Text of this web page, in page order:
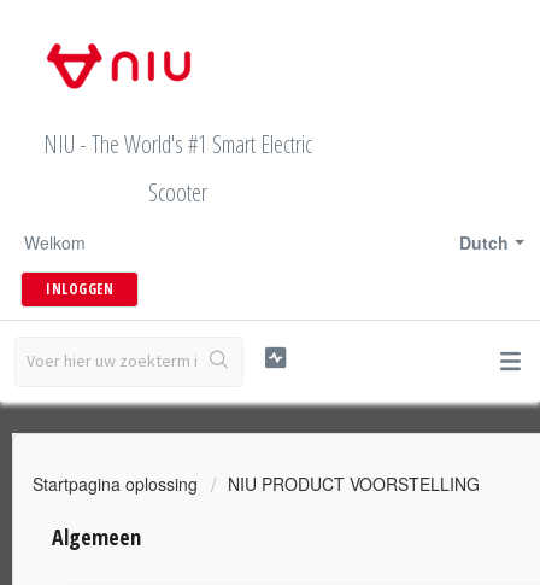
NIU - The World's #1 Smart Electric
Scooter
Dutch
Welkom
INLOGGEN
Startpagina oplossing NIU PRODUCT VOORSTELLING
Algemeen